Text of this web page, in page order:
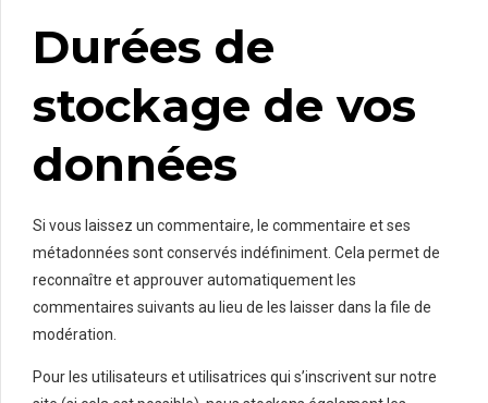
Durées de
stockage de vos
données
Si vous laissez un commentaire, le commentaire et ses
métadonnées sont conservés indéfiniment. Cela permet de
reconnaître et approuver automatiquement les
commentaires suivants au lieu de les laisser dans la file de
modération.
Pour les utilisateurs et utilisatrices qui s’inscrivent sur notre